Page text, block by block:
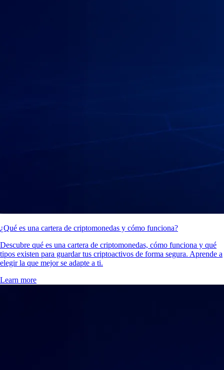
¿Qué es una cartera de criptomonedas y cómo funciona?
Descubre qué es una cartera de criptomonedas, cómo funciona y qué
tipos existen para guardar tus criptoactivos de forma segura. Aprende a
elegir la que mejor se adapte a ti.
Learn more